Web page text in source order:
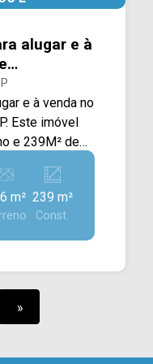
alugar e à
e à venda no
e 239M² de
sala com
pode ser
03
copa e saleta.
recuado na
com janelas
utilizada para
edícula
m² 239 m²
Const.
»